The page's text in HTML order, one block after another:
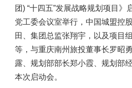
团) “十四五”发展战略规划项目》
党工委会议室举行，中国城盟控
田、集团总监张翔宇，以及项目
等，与重庆南州旅投董事长罗昭勇
露、规划部部长郑小霞、规划部
本次启动会。